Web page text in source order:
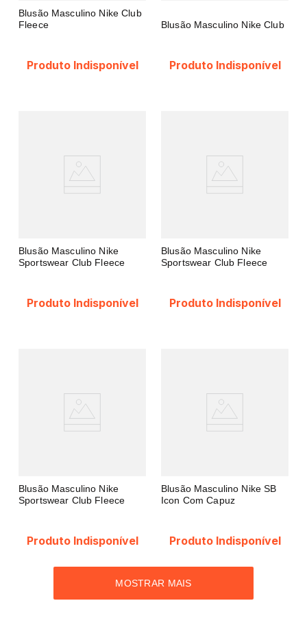
Blusão Masculino Nike Club
Fleece
Produto Indisponível
Blusão Masculino Nike Club
Produto Indisponível
Blusão Masculino Nike
Sportswear Club Fleece
Produto Indisponível
Blusão Masculino Nike
Sportswear Club Fleece
Produto Indisponível
Blusão Masculino Nike
Sportswear Club Fleece
Produto Indisponível
Blusão Masculino Nike SB
Icon Com Capuz
Produto Indisponível
MOSTRAR MAIS